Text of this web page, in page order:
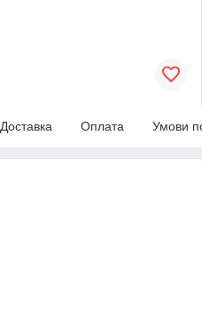
Доставка Оплата Умови